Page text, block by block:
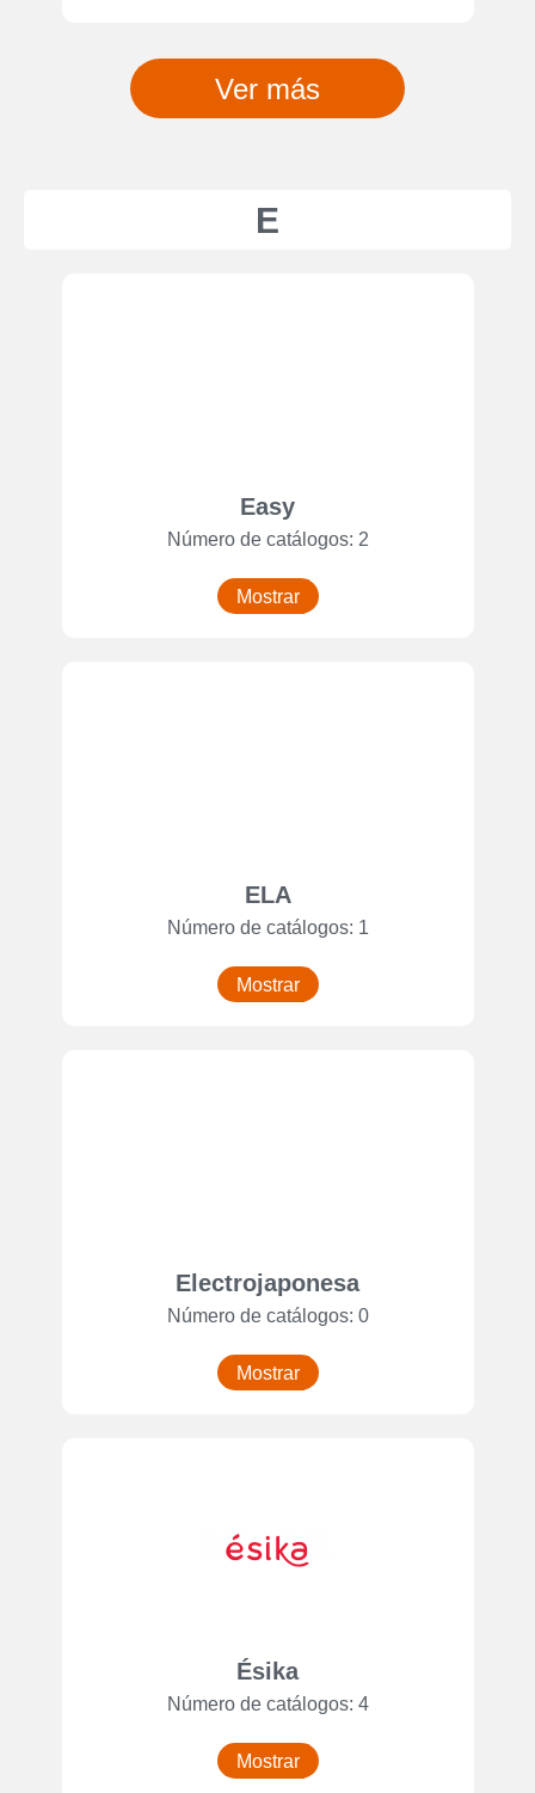
Ver más
E
Easy
Número de catálogos: 2
Mostrar
ELA
Número de catálogos: 1
Mostrar
Electrojaponesa
Número de catálogos: 0
Mostrar
Ésika
Número de catálogos: 4
Mostrar